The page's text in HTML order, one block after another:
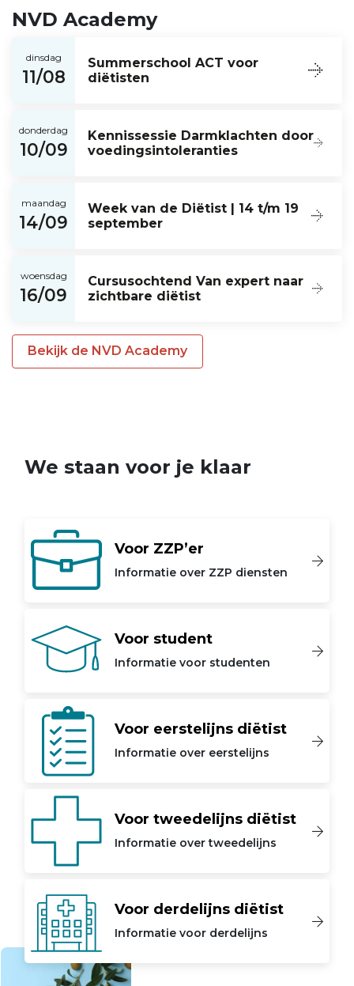
NVD Academy
dinsdag
11/08
Summerschool ACT voor
diëtisten
donderdag
10/09
Kennissessie Darmklachten door
voedingsintoleranties
maandag
14/09
Week van de Diëtist | 14 t/m 19
september
woensdag
16/09
Cursusochtend Van expert naar
zichtbare diëtist
Bekijk de NVD Academy
We staan voor je klaar
Voor ZZP’er
Informatie over ZZP diensten
Voor student
Informatie voor studenten
Voor eerstelijns diëtist
Informatie over eerstelijns
Voor tweedelijns diëtist
Informatie over tweedelijns
Voor derdelijns diëtist
Informatie voor derdelijns